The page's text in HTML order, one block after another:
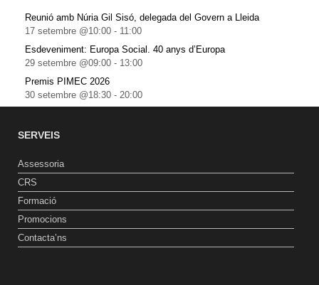
Reunió amb Núria Gil Sisó, delegada del Govern a Lleida
17 setembre @10:00 - 11:00
Esdeveniment: Europa Social. 40 anys d’Europa
29 setembre @09:00 - 13:00
Premis PIMEC 2026
30 setembre @18:30 - 20:00
SERVEIS
Assessoria
CRS
Formació
Promocions
Contacta’ns